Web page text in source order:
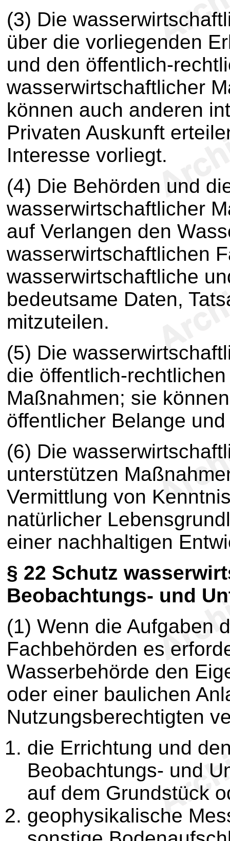
(3) Die
über die vorliegenden
und den öffentlich-
wasserwirtschaftlicher
können auch anderen
Privaten Auskunft
Interesse vorliegt.
(4) Die Behörden und
wasserwirtschaftlicher
auf Verlangen den
wasserwirtschaftlichen
wasserwirtschaftliche
bedeutsame Daten,
mitzuteilen.
(5) Die
die öffentlich-
Maßnahmen; sie
öffentlicher Belange
(6) Die
unterstützen
Vermittlung von
natürlicher
einer nachhaltigen
§ 22 Schutz
Beobachtungs- und
(1) Wenn die Aufgaben
Fachbehörden es
Wasserbehörde den
oder einer baulichen
Nutzungsberechtigten
die Errichtung und
Beobachtungs- und
auf dem Grundstück
geophysikalische